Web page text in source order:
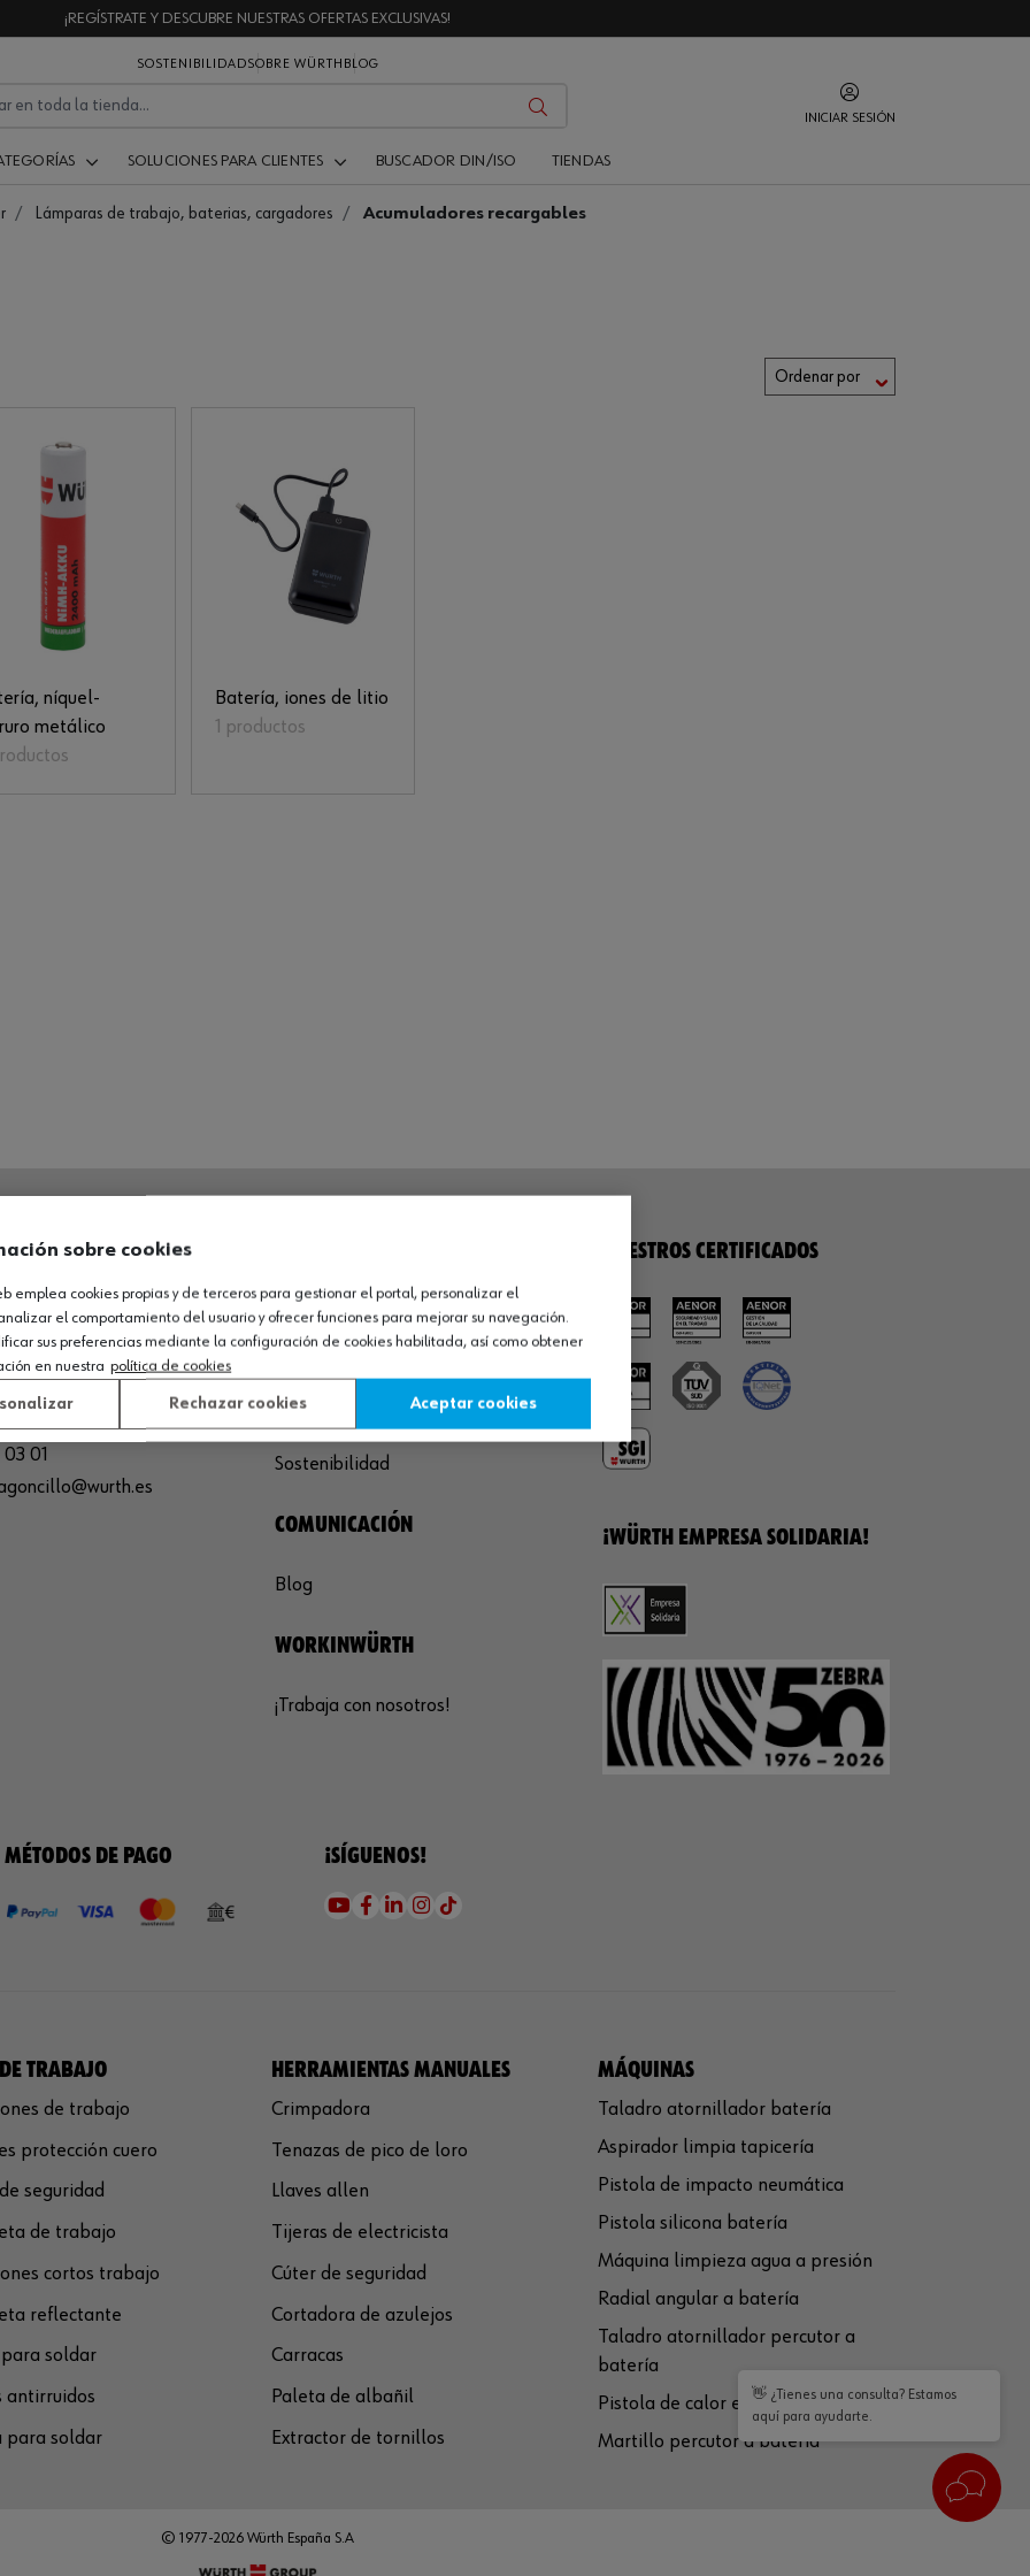
¡REGÍSTRATE Y DESCUBRE NUESTRAS OFERTAS EXCLUSIVAS!
SOSTENIBILIDADSOBRE WÜRTH BLOG
INICIAR SESIÓN
SOLUCIONES PARA CLIENTES BUSCADOR DIN/ISO TIENDAS
Lámparas de trabajo, baterias, cargadores Acumuladores recargables
níquel-
metálico
Batería, iones de litio
1 productos
LOGÍSTICO / MUSEO
S.A
Cameros, pcls. 86-88
El (Agoncillo)
España
01
Empresa
Museo
Compliance
Calidad
Sostenibilidad
COMUNICACIÓN
Blog
WORKINWÜRTH
¡Trabaja con nosotros!
NUESTROS CERTIFICADOS
¡WÜRTH EMPRESA SOLIDARIA!
MÉTODOS DE PAGO ¡SÍGUENOS!
TRABAJO
de trabajo
protección cuero
seguridad
de trabajo
cortos trabajo
reflectante
soldar
antirruidos
para soldar
HERRAMIENTAS MANUALES
Crimpadora
Tenazas de pico de loro
Llaves allen
Tijeras de electricista
Cúter de seguridad
Cortadora de azulejos
Carracas
Paleta de albañil
Extractor de tornillos
MÁQUINAS
Taladro atornillador batería
Aspirador limpia tapicería
Pistola de impacto neumática
Pistola silicona batería
Máquina limpieza agua a presión
Radial angular a batería
Taladro atornillador percutor a
batería
Pistola de calor eléctrica
Martillo percutor a batería
© 1977-2026 Würth España S.A
👋 ¿Tienes una consulta? Estamos
aquí para ayudarte.
sobre cookies
emplea cookies propias y de terceros para gestionar el portal, personalizar el
el comportamiento del usuario y ofrecer funciones para mejorar su navegación.
sus preferencias mediante la configuración de cookies habilitada, así como obtener
en nuestra política de cookies
Rechazar cookies Aceptar cookies